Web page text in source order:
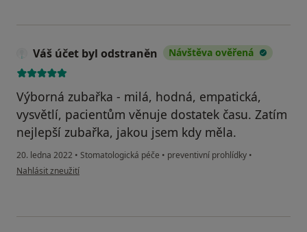
Váš účet byl odstraněn Návštěva ověřená
Výborná zubařka - milá, hodná, empatická,
vysvětlí, pacientům věnuje dostatek času. Zatím
nejlepší zubařka, jakou jsem kdy měla.
20. ledna 2022 • Stomatologická péče • preventivní prohlídky •
podle názoru uživatele Váš účet byl odstraněn
Nahlásit zneužití